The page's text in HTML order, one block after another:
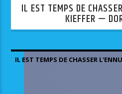
IL EST TEMPS DE
KIEFFER —
IL EST TEMPS DE CHASSER